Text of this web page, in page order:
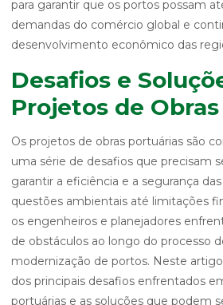
para garantir que os portos possam
demandas do comércio global e
desenvolvimento econômico das
Desafios e
Projetos de
Os projetos de obras portuárias são
uma série de desafios que precisam
garantir a eficiência e a segurança
questões ambientais até limitações
os engenheiros e planejadores
de obstáculos ao longo do processo
modernização de portos. Neste
dos principais desafios enfrentados
portuárias e as soluções que podem